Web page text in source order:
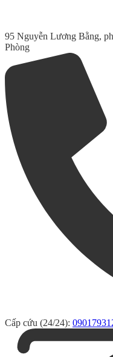
95 Nguyễn Lương Bằng,
Phòng
Cấp cứu (24/24):